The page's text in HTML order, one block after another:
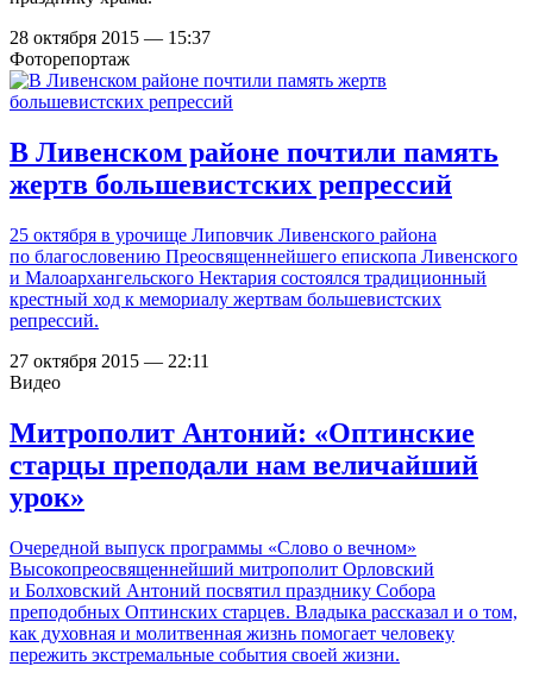
28 октября 2015 — 15:37
Фоторепортаж
В Ливенском районе почтили память
жертв большевистских репрессий
25 октября в урочище Липовчик Ливенского района
по благословению Преосвященнейшего епископа Ливенского
и Малоархангельского Нектария состоялся традиционный
крестный ход к мемориалу жертвам большевистских
репрессий.
27 октября 2015 — 22:11
Видео
Митрополит Антоний: «Оптинские
старцы преподали нам величайший
урок»
Очередной выпуск программы «Слово о вечном»
Высокопреосвященнейший митрополит Орловский
и Болховский Антоний посвятил празднику Собора
преподобных Оптинских старцев. Владыка рассказал и о том,
как духовная и молитвенная жизнь помогает человеку
пережить экстремальные события своей жизни.